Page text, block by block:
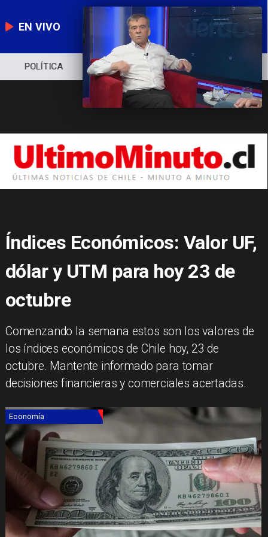
EN VIVO
POLÍTICA ECONOMÍA
Índices Económicos: Valor UF,
dólar y UTM para hoy 23 de
octubre
Comenzando la semana estos son los valores de
los índices económicos de Chile hoy, 23 de
octubre. Mantente informado para tomar
decisiones financieras y comerciales acertadas.
Economía